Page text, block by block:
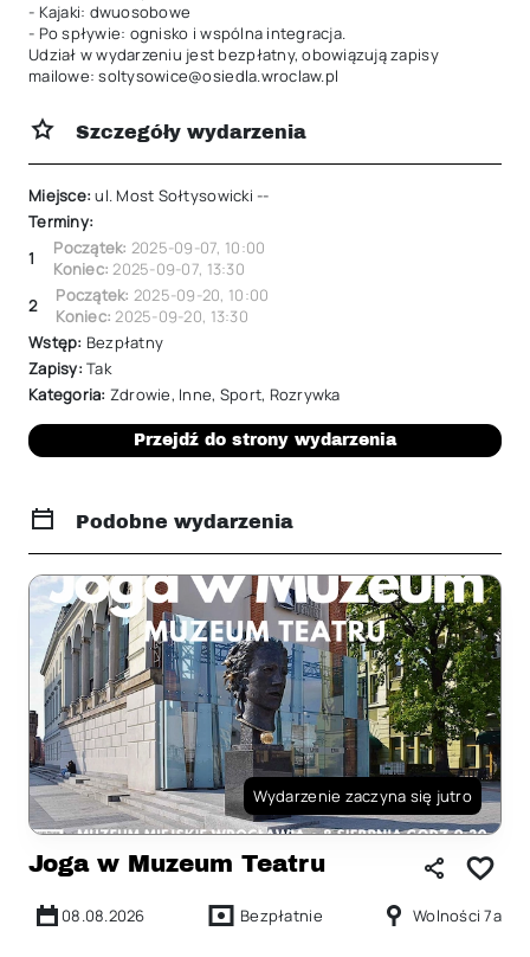
- Kajaki: dwuosobowe
- Po spływie: ognisko i wspólna integracja.
Udział w wydarzeniu jest bezpłatny, obowiązują zapisy
mailowe: soltysowice@osiedla.wroclaw.pl
Szczegóły wydarzenia
Miejsce:ul. Most Sołtysowicki --
Terminy:
1
Początek: 2025-09-07, 10:00
Koniec:2025-09-07, 13:30
2
Początek: 2025-09-20, 10:00
Koniec:2025-09-20, 13:30
Wstęp: Bezpłatny
Zapisy:Tak
Kategoria: Zdrowie, Inne, Sport, Rozrywka
Przejdź do strony wydarzenia
Podobne wydarzenia
Wydarzenie zaczyna się jutro
Joga w Muzeum Teatru
08.08.2026 Bezpłatnie Wolności 7a